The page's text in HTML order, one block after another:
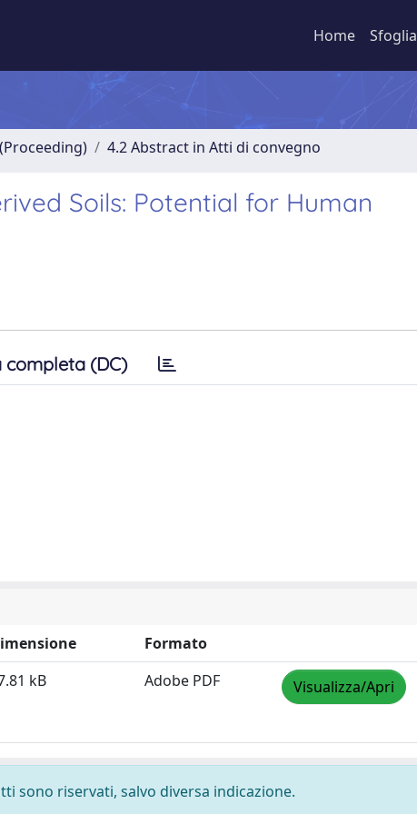
Home Sfoglia
4.2 Abstract in Atti di convegno
Soils: Potential for Human
completa (DC)
Formato
kB Adobe PDF Visualizza/Apri
sono riservati, salvo diversa indicazione.